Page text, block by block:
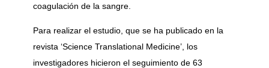
coagulación de la sangre.
Para realizar el estudio, que se ha publicado en la
revista ‘Science Translational Medicine’, los
investigadores hicieron el seguimiento de 63